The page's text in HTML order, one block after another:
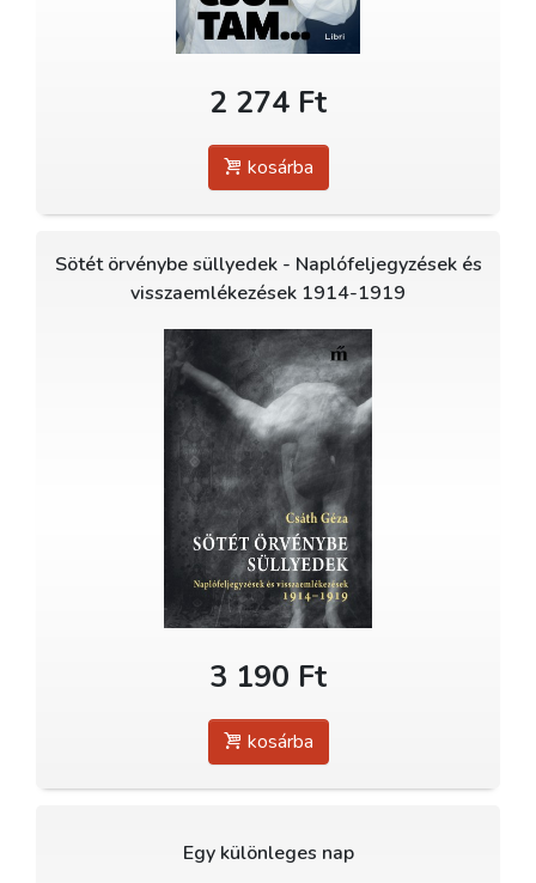
2 274 Ft
kosárba
Sötét örvénybe süllyedek - Naplófeljegyzések és
visszaemlékezések 1914-1919
3 190 Ft
kosárba
Egy különleges nap